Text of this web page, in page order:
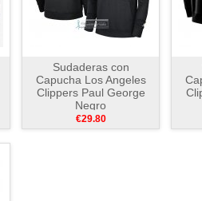
Sudaderas con
Capucha Los Angeles
Clippers Paul George
Negro
€29.80